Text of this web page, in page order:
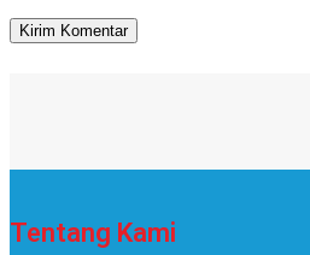
Tentang Kami